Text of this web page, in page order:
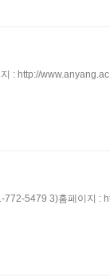
: http://
5479 3)홈페이지 :